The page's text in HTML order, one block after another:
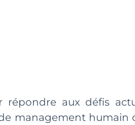
aux défis
management humain